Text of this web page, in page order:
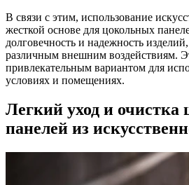
В связи с этим, использование
жесткой основе для цокольных
долговечность и надежность
различным внешним воздействиям.
привлекательным вариантом для
условиях и помещениях.
Легкий уход и очистка
панелей из